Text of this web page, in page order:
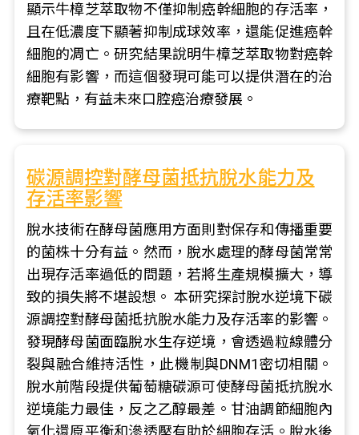
顯示牛樟芝萃取物不僅抑制癌幹細胞的存活率，
且在低濃度下顯著抑制成球效率，還能促進癌幹
細胞的凋亡。研究結果說明牛樟芝萃取物對癌幹
細胞有影響，而這個發現可能可以提供潛在的治
療靶點，有益未來口腔癌治療發展。
碳源調控對酵母菌抵抗脫水能力及
存活率影響
脫水技術在酵母菌應用方面則對保存和傳播重要
的菌株十分有益。然而，脫水處理的酵母菌常常
出現存活率過低的問題，若將生產規模擴大，導
致的損失將不堪設想。 本研究探討脫水逆境下碳
源調控對酵母菌抵抗脫水能力及存活率的影響。
發現酵母菌面臨脫水生存逆境，會透過粒線體分
裂與融合維持活性，此機制與DNM1密切相關。
脫水前階段提供葡萄糖碳源可使酵母菌抵抗脫水
逆境能力最佳，反之乙醇最差。甘油調節細胞內
氧化還原平衡和滲透壓有助於細胞存活。脫水後